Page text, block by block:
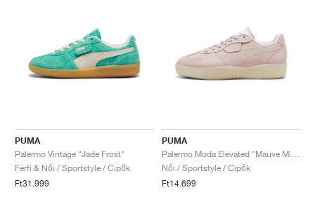
PUMA
Palermo Vintage "Jade Frost"
Férfi & Női / Sportstyle / Cipők
Ft31.999
PUMA
Női / Sportstyle / Cipők
Ft14.699